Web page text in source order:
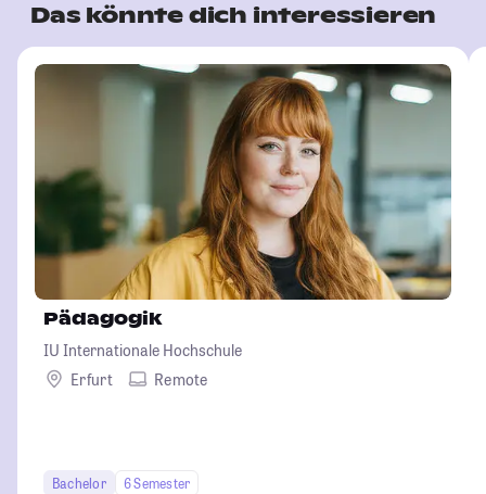
Das könnte dich interessieren
Pädagogik
IU Internationale Hochschule
Erfurt
Remote
Bachelor
6 Semester